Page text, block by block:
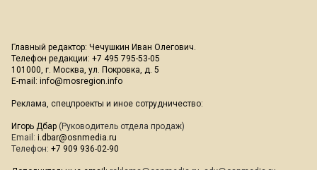
Главный редактор: Чечушкин Иван Олегович.
Телефон редакции: +7 495 795-53-05
101000, г. Москва, ул. Покровка, д. 5
E-mail: info@mosregion.info
Реклама, спецпроекты и иное сотрудничество:
Игорь Дбар (Руководитель отдела продаж)
Email: i.dbar@osnmedia.ru
Телефон: +7 909 936-02-90